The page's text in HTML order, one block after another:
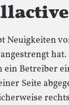
Neuigkeiten
hat.
ein Betreiber
Seite